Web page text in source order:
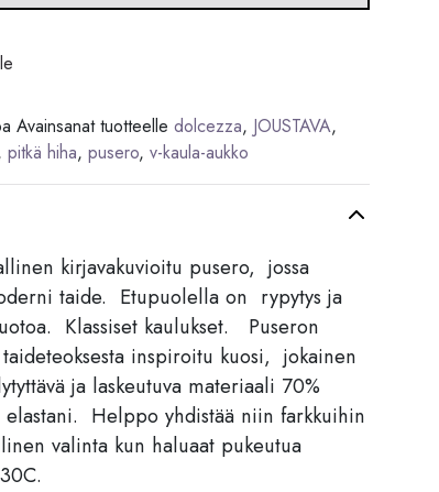
Avainsanat tuotteelledolcezza, JOUSTAVA,
pitkä hiha,pusero,v-kaula-aukko
kirjavakuvioitu pusero, jossa
taide. Etupuolella on rypytys ja
Klassiset kaulukset. Puseron
inspiroitu kuosi, jokainen
ja laskeutuva materiaali 70%
Helppo yhdistää niin farkkuihin
valinta kun haluaat pukeutua